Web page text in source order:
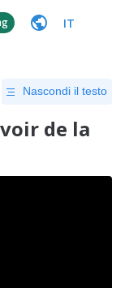
IT
Nascondi il testo
de la